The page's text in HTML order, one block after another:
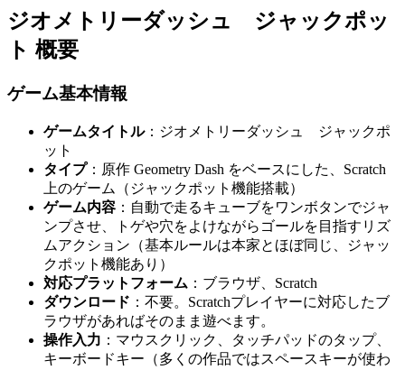
ジオメトリーダッシュ ジャックポッ
ト 概要
ゲーム基本情報
ゲームタイトル：ジオメトリーダッシュ ジャックポ
ット
タイプ：原作 Geometry Dash をベースにした、Scratch
上のゲーム（ジャックポット機能搭載）
ゲーム内容 ：自動で走るキューブをワンボタンでジャ
ンプさせ、トゲや穴をよけながらゴールを目指すリズ
ムアクション（基本ルールは本家とほぼ同じ、ジャッ
クポット機能あり）
対応プラットフォーム ：ブラウザ、Scratch
ダウンロード ：不要。Scratchプレイヤーに対応したブ
ラウザがあればそのまま遊べます。
操作入力 ：マウスクリック、タッチパッドのタップ、
キーボードキー（多くの作品ではスペースキーが使わ